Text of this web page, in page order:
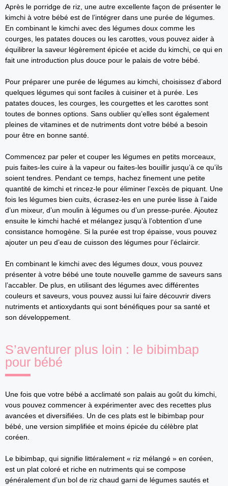
Après le porridge de riz, une autre excellente façon de présenter le
kimchi à votre bébé est de l’intégrer dans une purée de légumes.
En combinant le kimchi avec des légumes doux comme les
courges, les patates douces ou les carottes, vous pouvez aider à
équilibrer la saveur légèrement épicée et acide du kimchi, ce qui en
fait une introduction plus douce pour le palais de votre bébé.
Pour préparer une purée de légumes au kimchi, choisissez d’abord
quelques légumes qui sont faciles à cuisiner et à purée. Les
patates douces, les courges, les courgettes et les carottes sont
toutes de bonnes options. Sans oublier qu’elles sont également
pleines de vitamines et de nutriments dont votre bébé a besoin
pour être en bonne santé.
Commencez par peler et couper les légumes en petits morceaux,
puis faites-les cuire à la vapeur ou faites-les bouillir jusqu’à ce qu’ils
soient tendres. Pendant ce temps, hachez finement une petite
quantité de kimchi et rincez-le pour éliminer l’excès de piquant. Une
fois les légumes bien cuits, écrasez-les en une purée lisse à l’aide
d’un mixeur, d’un moulin à légumes ou d’un presse-purée. Ajoutez
ensuite le kimchi haché et mélangez jusqu’à l’obtention d’une
consistance homogène. Si la purée est trop épaisse, vous pouvez
ajouter un peu d’eau de cuisson des légumes pour l’éclaircir.
En combinant le kimchi avec des légumes doux, vous pouvez
présenter à votre bébé une toute nouvelle gamme de saveurs sans
l’accabler. De plus, en utilisant des légumes avec différentes
couleurs et saveurs, vous pouvez aussi lui faire découvrir divers
nutriments et antioxydants qui sont bénéfiques pour sa santé et
son développement.
S’aventurer plus loin : le bibimbap
pour bébé
Une fois que votre bébé a acclimaté son palais au goût du kimchi,
vous pouvez commencer à expérimenter avec des recettes plus
avancées et diversifiées. Un de ces plats est le bibimbap pour
bébé, une version simplifiée et moins épicée du célèbre plat
coréen.
Le bibimbap, qui signifie littéralement « riz mélangé » en coréen,
est un plat coloré et riche en nutriments qui se compose
généralement d’un bol de riz chaud garni de légumes sautés et